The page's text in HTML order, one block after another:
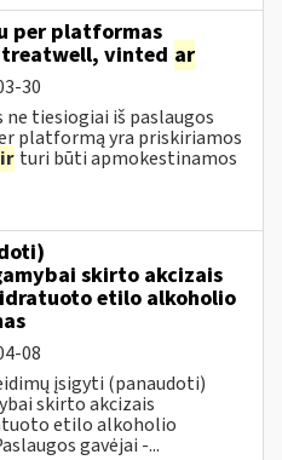
per platformas
vinted ar
30
tiesiogiai iš paslaugos
platformą yra priskiriamos
ir turi būti apmokestinamos
skirto akcizais
etilo alkoholio
08
įsigyti (panaudoti)
skirto akcizais
etilo alkoholio
gavėjai -...